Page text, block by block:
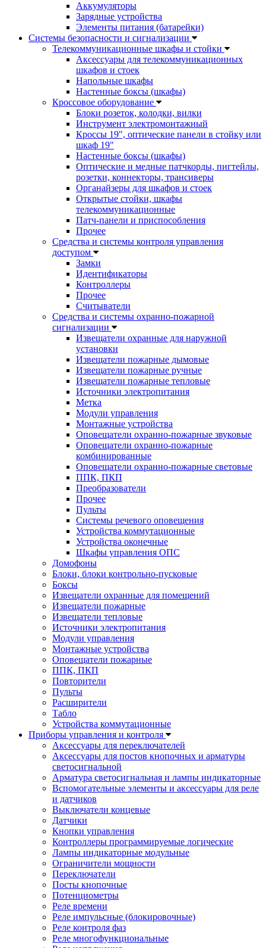
Аккумуляторы
Зарядные устройства
Элементы питания (батарейки)
Системы безопасности и сигнализации
Телекоммуникационные шкафы и стойки
Аксессуары для телекоммуникационных
шкафов и стоек
Напольные шкафы
Настенные боксы (шкафы)
Кроссовое оборудование
Блоки розеток, колодки, вилки
Инструмент электромонтажный
Кроссы 19", оптические панели в стойку или
шкаф 19"
Настенные боксы (шкафы)
Оптические и медные патчкорды, пигтейлы,
розетки, коннекторы, трансиверы
Органайзеры для шкафов и стоек
Открытые стойки, шкафы
телекоммуникационные
Патч-панели и приспособления
Прочее
Средства и системы контроля управления
доступом
Замки
Идентификаторы
Контроллеры
Прочее
Считыватели
Средства и системы охранно-пожарной
сигнализации
Извещатели охранные для наружной
установки
Извещатели пожарные дымовые
Извещатели пожарные ручные
Извещатели пожарные тепловые
Источники электропитания
Метка
Модули управления
Монтажные устройства
Оповещатели охранно-пожарные звуковые
Оповещатели охранно-пожарные
комбинированные
Оповещатели охранно-пожарные световые
ППК, ПКП
Преобразователи
Прочее
Пульты
Системы речевого оповещения
Устройства коммутационные
Устройства оконечные
Шкафы управления ОПС
Домофоны
Блоки, блоки контрольно-пусковые
Боксы
Извещатели охранные для помещений
Извещатели пожарные
Извещатели тепловые
Источники электропитания
Модули управления
Монтажные устройства
Оповещатели пожарные
ППК, ПКП
Повторители
Пульты
Расширители
Табло
Устройства коммутационные
Приборы управления и контроля
Аксессуары для переключателей
Аксессуары для постов кнопочных и арматуры
светосигнальной
Арматура светосигнальная и лампы индикаторные
Вспомогательные элементы и аксессуары для реле
и датчиков
Выключатели концевые
Датчики
Кнопки управления
Контроллеры программируемые логические
Лампы индикаторные модульные
Ограничители мощности
Переключатели
Посты кнопочные
Потенциометры
Реле времени
Реле импульсные (блокировочные)
Реле контроля фаз
Реле многофункциональные